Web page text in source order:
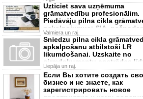
da
Uzticiet sava uzņēmuma
grāmatvedību profesionālim.
Piedāvāju pilna cikla
pakalpojumus: SIA,
Valmiera un raj.
Sniedzu pilna cikla
apkalpošanu atbilstoši LR
likumdošanai. Uzskaite no
pirmdokumentu apstrādes
Liepāja un raj.
Если Вы хотите создать
бизнес и не знаете, как
зарегистрировать новое
предприятие и кому